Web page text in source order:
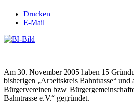
Drucken
E-Mail
Am 30. November 2005 haben 15
bisherigen „Arbeitskreis Bahntrasse“ und
Bürgervereinen bzw.
Bahntrasse e.V.“ gegründet.